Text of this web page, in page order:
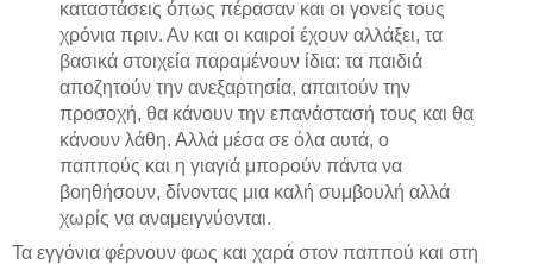
καταστάσεις όπως πέρασαν και οι γονείς τους
χρόνια πριν. Αν και οι καιροί έχουν αλλάξει, τα
βασικά στοιχεία παραμένουν ίδια: τα παιδιά
αποζητούν την ανεξαρτησία, απαιτούν την
προσοχή, θα κάνουν την επανάστασή τους και θα
κάνουν λάθη. Αλλά μέσα σε όλα αυτά, ο
παππούς και η γιαγιά μπορούν πάντα να
βοηθήσουν, δίνοντας μια καλή συμβουλή αλλά
χωρίς να αναμειγνύονται.
Τα εγγόνια φέρνουν φως και χαρά στον παππού και στη